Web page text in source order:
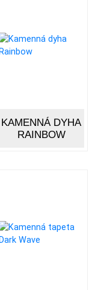
KAMENNÁ DYHA
RAINBOW